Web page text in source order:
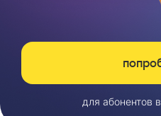
для абонентов